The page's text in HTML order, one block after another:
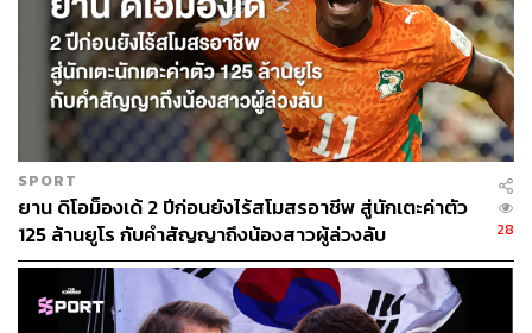
SPORT
ยาน ดิโอม็องเด้ 2 ปีก่อนยังไร้สโมสรอาชีพ สู่นักเตะค่าตัว
125 ล้านยูโร กับคำสัญญาถึงน้องสาวผู้ล่วงลับ
28